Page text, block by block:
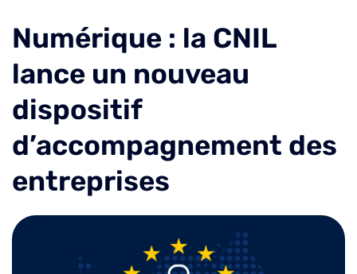
Numérique : la CNIL
lance un nouveau
dispositif
d’accompagnement des
entreprises